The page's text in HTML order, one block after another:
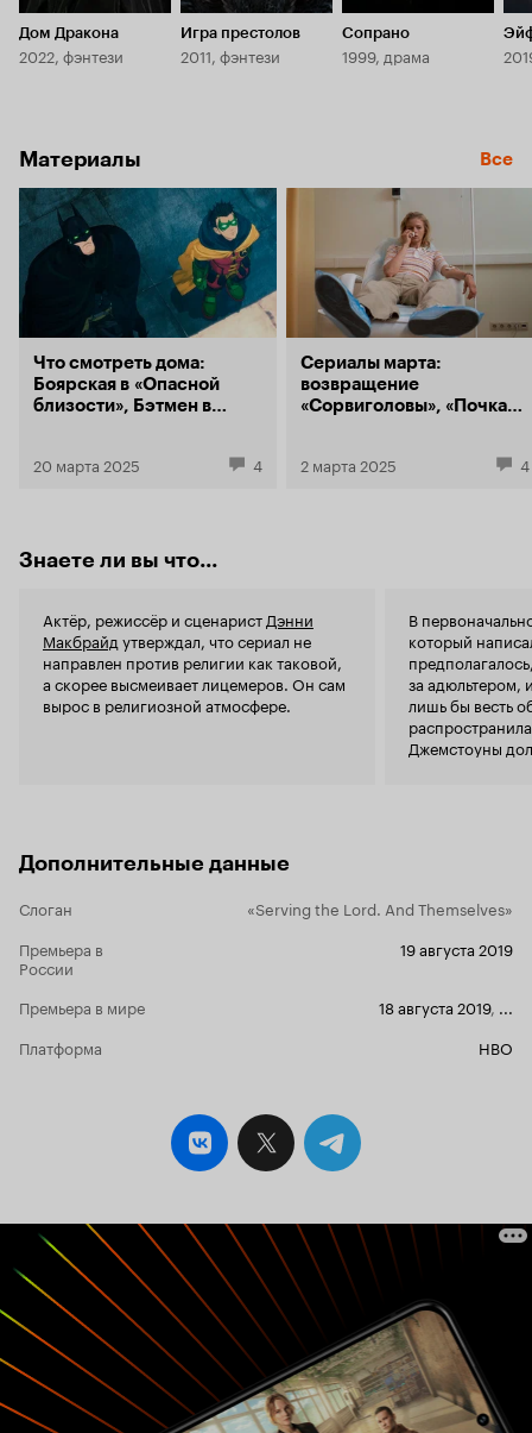
можно. С другой стороны, можно взглянуть на
сериал с
Дом Дракона
2022, фэнтези
Игра престолов
2011, фэнтези
Сопрано
1999, драма
Материалы Все
Что смотреть дома:
Боярская в «Опасной
близости», Бэтмен в
20 марта 2025 4
Сериалы марта:
возвращение
«Сорвиголовы», «Почка
2 марта 2025 4
Знаете ли вы что...
Актёр, режиссёр и сценарист Дэнни
Макбрайд утверждал, что сериал не
направлен против религии как таковой,
а скорее высмеивает лицемеров. Он сам
вырос в религиозной атмосфере.
В
который
за адюльтером,
лишь бы весть
Джемстоуны
Дополнительные данные
Слоган
«Serving the Lord. And Themselves»
Премьера в
России
19 августа 2019
Премьера в мире 18 августа 2019,
Платформа
HBO